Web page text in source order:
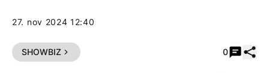
27. nov 2024 12:40
SHOWBIZ 0